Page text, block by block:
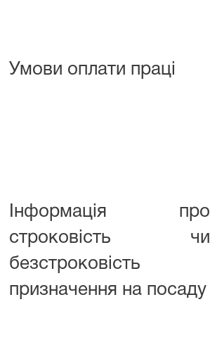
Умови оплати праці
Інформація про
строковість чи
безстроковість
призначення на посаду